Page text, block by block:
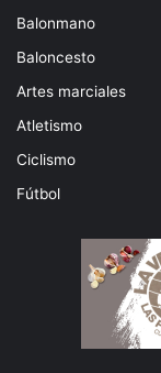
Balonmano
Baloncesto
Artes marciales
Atletismo
Ciclismo
Fútbol